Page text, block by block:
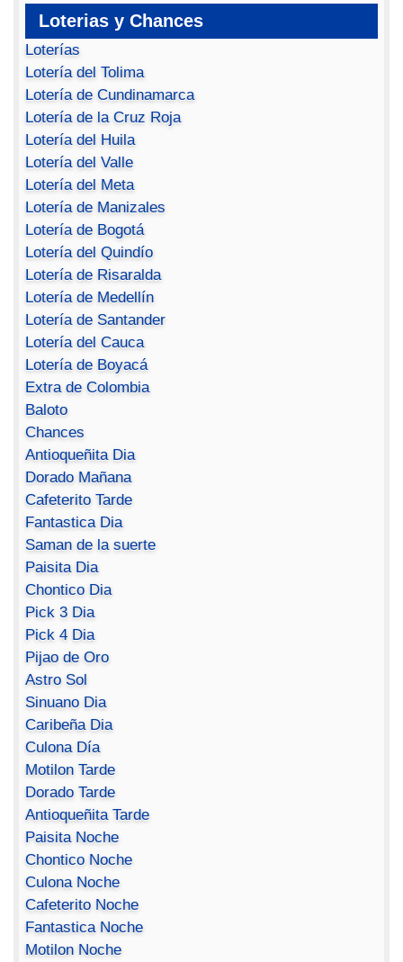
Loterias y Chances
Loterías
Lotería del Tolima
Lotería de Cundinamarca
Lotería de la Cruz Roja
Lotería del Huila
Lotería del Valle
Lotería del Meta
Lotería de Manizales
Lotería de Bogotá
Lotería del Quindío
Lotería de Risaralda
Lotería de Medellín
Lotería de Santander
Lotería del Cauca
Lotería de Boyacá
Extra de Colombia
Baloto
Chances
Antioqueñita Dia
Dorado Mañana
Cafeterito Tarde
Fantastica Dia
Saman de la suerte
Paisita Dia
Chontico Dia
Pick 3 Dia
Pick 4 Dia
Pijao de Oro
Astro Sol
Sinuano Dia
Caribeña Dia
Culona Día
Motilon Tarde
Dorado Tarde
Antioqueñita Tarde
Paisita Noche
Chontico Noche
Culona Noche
Cafeterito Noche
Fantastica Noche
Motilon Noche